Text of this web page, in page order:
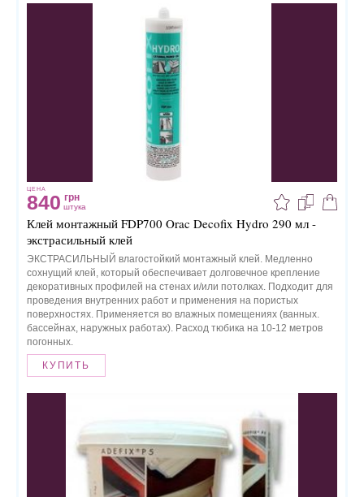
ЦЕНА
840 грн
штука
Клей монтажный FDP700 Orac Decofix Hydro 290 мл -
экстрасильный клей
ЭКСТРАСИЛЬНЫЙ влагостойкий монтажный клей. Медленно
сохнущий клей, который обеспечивает долговечное крепление
декоративных профилей на стенах и/или потолках. Подходит для
проведения внутренних работ и применения на пористых
поверхностях. Применяется во влажных помещениях (ванных.
бассейнах, наружных работах). Расход тюбика на 10-12 метров
погонных.
КУПИТЬ